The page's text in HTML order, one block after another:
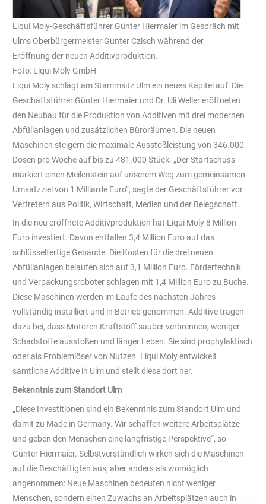
Liqui Moly-Geschäftsführer Günter Hiermaier im Gespräch mit
Ulms Oberbürgermeister Gunter Czisch während der
Eröffnung der neuen Additivproduktion.
Foto: Liqui Moly GmbH
Liqui Moly schlägt am Stammsitz Ulm ein neues Kapitel auf: Die
Geschäftsführer Günter Hiermaier und Dr. Uli Weller eröffneten
den Neubau für die Produktion von Additiven mit drei modernen
Abfüllanlagen und zusätzlichen Büroräumen. Die neuen
Maschinen steigern die maximale Ausstoßleistung von 346.000
Dosen pro Woche auf bis zu 481.000 Stück. „Der Startschuss
markiert einen Meilenstein auf unserem Weg zum gemeinsamen
Umsatzziel von 1 Milliarde Euro“, sagte der Geschäftsführer vor
Vertretern aus Politik, Wirtschaft, Medien und der Belegschaft.
In die neu eröffnete Additivproduktion hat Liqui Moly 8 Million
Euro investiert. Davon entfallen 3,4 Million Euro auf das
schlüsselfertige Gebäude. Die Kosten für die drei neuen
Abfüllanlagen belaufen sich auf 3,1 Million Euro. Fördertechnik
und Verpackungsroboter schlagen mit 1,4 Million Euro zu Buche.
Diese Maschinen werden im Laufe des nächsten Jahres
vollständig installiert und in Betrieb genommen. Additive tragen
dazu bei, dass Motoren Kraftstoff sauber verbrennen, weniger
Schadstoffe ausstoßen und länger Leben. Sie sind prophylaktisch
oder als Problemlöser von Nutzen. Liqui Moly entwickelt
sämtliche Additive in Ulm und stellt diese dort her.
Bekenntnis zum Standort Ulm
„Diese Investitionen sind ein Bekenntnis zum Standort Ulm und
damit zu Made in Germany. Wir schaffen weitere Arbeitsplätze
und geben den Menschen eine langfristige Perspektive“, so
Günter Hiermaier. Selbstverständlich wirken sich die Maschinen
auf die Beschäftigten aus, aber anders als womöglich
angenommen: Neue Maschinen bedeuten nicht weniger
Menschen, sondern einen Zuwachs an Arbeitsplätzen auch in